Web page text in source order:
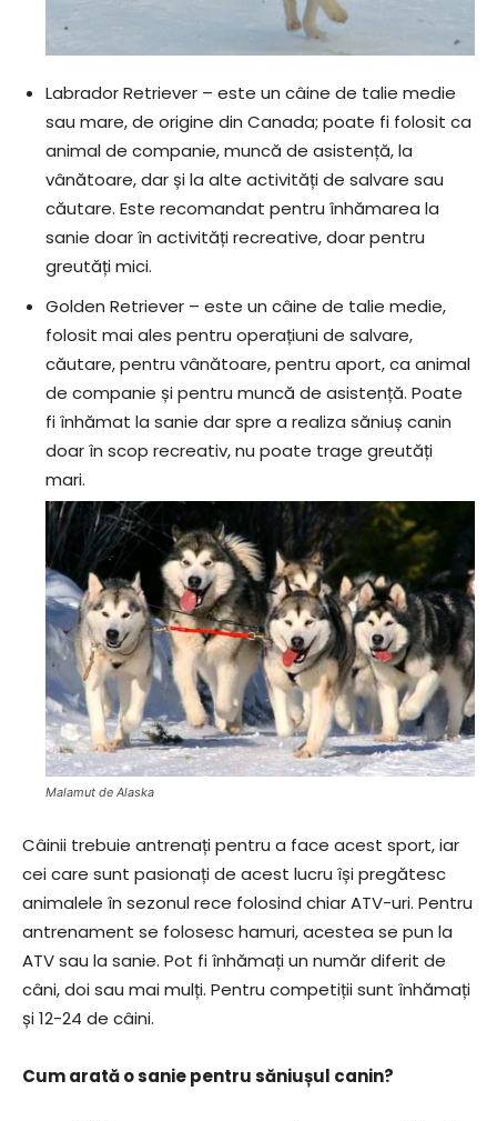
Labrador Retriever – este un câine de talie medie
sau mare, de origine din Canada; poate fi folosit ca
animal de companie, muncă de asistență, la
vânătoare, dar și la alte activități de salvare sau
căutare. Este recomandat pentru înhămarea la
sanie doar în activități recreative, doar pentru
greutăți mici.
Golden Retriever – este un câine de talie medie,
folosit mai ales pentru operațiuni de salvare,
căutare, pentru vânătoare, pentru aport, ca animal
de companie și pentru muncă de asistență. Poate
fi înhămat la sanie dar spre a realiza săniuș canin
doar în scop recreativ, nu poate trage greutăți
mari.
Malamut de Alaska
Câinii trebuie antrenați pentru a face acest sport, iar
cei care sunt pasionați de acest lucru își pregătesc
animalele în sezonul rece folosind chiar ATV-uri. Pentru
antrenament se folosesc hamuri, acestea se pun la
ATV sau la sanie. Pot fi înhămați un număr diferit de
câni, doi sau mai mulți. Pentru competiții sunt înhămați
și 12-24 de câini.
Cum arată o sanie pentru săniușul canin?